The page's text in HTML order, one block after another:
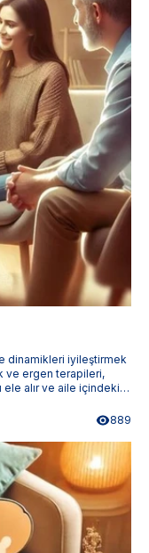
dinamikleri iyileştirmek
ve ergen terapileri,
ele alır ve aile içindeki
889